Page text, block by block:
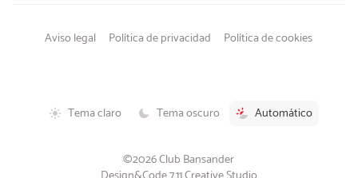
Aviso legal Política de privacidad Política de cookies
Tema claro Tema oscuro Automático
©2026 Club Bansander